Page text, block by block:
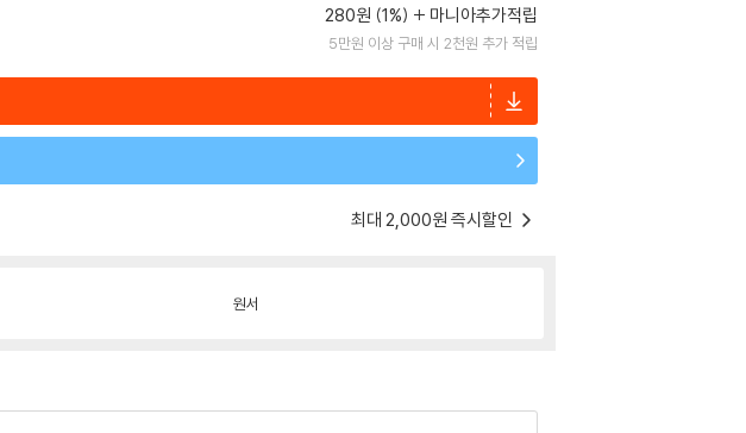
280원 (1%) 마니아추가적립
5만원 이상 구매 시 2천원 추가 적립
최대 2,000원 즉시할인
원서